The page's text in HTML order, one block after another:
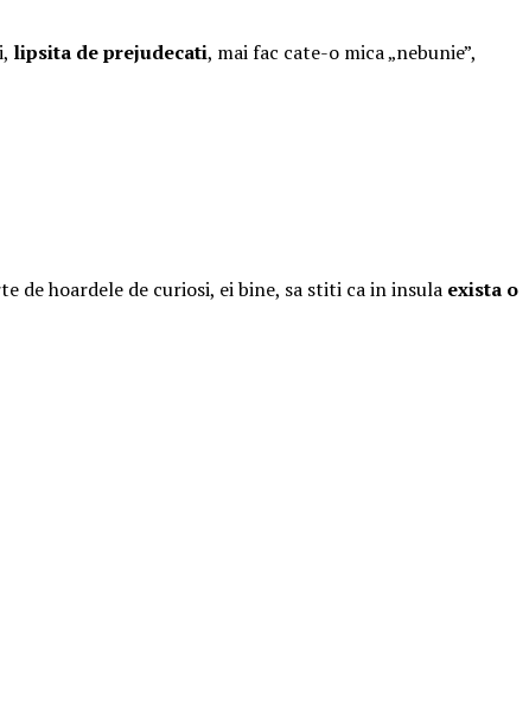
lipsita de prejudecati, mai fac cate-o mica „nebunie”,
de hoardele de curiosi, ei bine, sa stiti ca in insula exista o